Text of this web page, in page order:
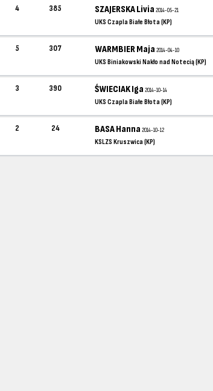
4 385 SZAJERSKA Livia2014-05-21
UKS Czapla Białe Błota (KP)
5 307 WARMBIER Maja2014-04-10
UKS Biniakowski Nakło nad Notecią (KP)
3 390 ŚWIECIAK Iga2014-10-14
UKS Czapla Białe Błota (KP)
2 24 BASA Hanna2014-10-12
KSLZS Kruszwica (KP)